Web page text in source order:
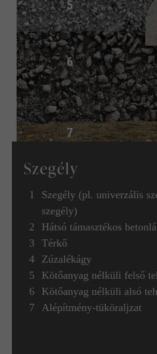
Szegély
Szegély (pl. univerzális
szegély)
Hátsó támasztékos
Térkő
Zúzalékágy
Kötőanyag nélküli felső
Kötőanyag nélküli alsó
Alépítmény-tüköraljzat